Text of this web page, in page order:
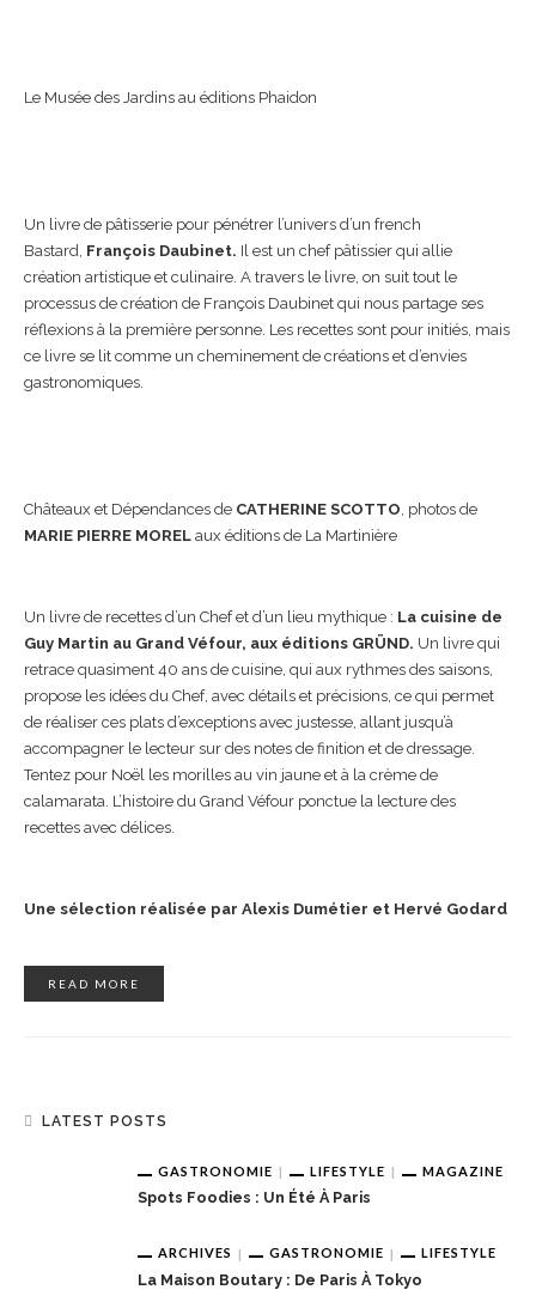
Le Musée des Jardins au éditions Phaidon
Un livre de pâtisserie pour pénétrer l’univers d’un french
Bastard, François Daubinet. Il est un chef pâtissier qui allie
création artistique et culinaire. A travers le livre, on suit tout le
processus de création de François Daubinet qui nous partage ses
réflexions à la première personne. Les recettes sont pour initiés, mais
ce livre se lit comme un cheminement de créations et d’envies
gastronomiques.
Châteaux et Dépendances de CATHERINE SCOTTO , photos de
MARIE PIERRE MOREL aux éditions de La Martinière
Un livre de recettes d’un Chef et d’un lieu mythique : La cuisine de
Guy Martin au Grand Véfour, aux éditions GRÜND. Un livre qui
retrace quasiment 40 ans de cuisine, qui aux rythmes des saisons,
propose les idées du Chef, avec détails et précisions, ce qui permet
de réaliser ces plats d’exceptions avec justesse, allant jusqu’à
accompagner le lecteur sur des notes de finition et de dressage.
Tentez pour Noël les morilles au vin jaune et à la crème de
calamarata. L’histoire du Grand Véfour ponctue la lecture des
recettes avec délices.
Une sélection réalisée par Alexis Dumétier et Hervé Godard
READ MORE
LATEST POSTS
GASTRONOMIE LIFESTYLE MAGAZINE
Spots Foodies : Un Été À Paris
ARCHIVES GASTRONOMIE LIFESTYLE
La Maison Boutary : De Paris À Tokyo